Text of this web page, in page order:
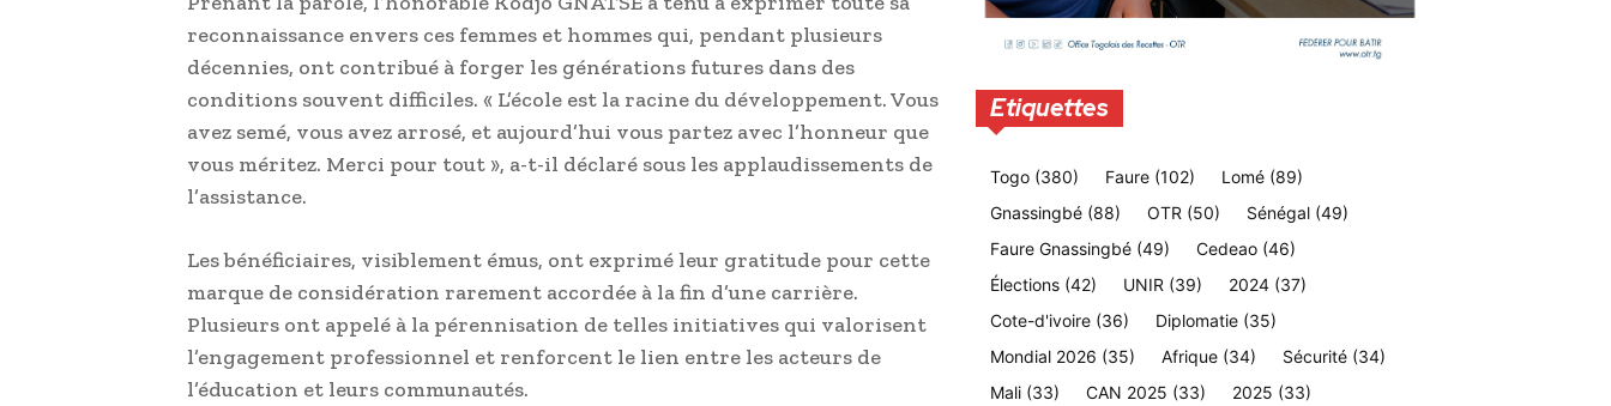
reconnaissance envers ces femmes et hommes qui, pendant plusieurs
décennies, ont contribué à forger les générations futures dans des
conditions souvent difficiles. « L’école est la racine du développement. Vous
avez semé, vous avez arrosé, et aujourd’hui vous partez avec l’honneur que
vous méritez. Merci pour tout », a-t-il déclaré sous les applaudissements de
l’assistance.
Les bénéficiaires, visiblement émus, ont exprimé leur gratitude pour cette
marque de considération rarement accordée à la fin d’une carrière.
Plusieurs ont appelé à la pérennisation de telles initiatives qui valorisent
l’engagement professionnel et renforcent le lien entre les acteurs de
l’éducation et leurs communautés.
Etiquettes
Togo (380) Faure (102) Lomé (89)
Gnassingbé (88) OTR (50) Sénégal (49)
Faure Gnassingbé (49) Cedeao (46)
Élections (42) UNIR (39) 2024 (37)
Cote-d'ivoire (36) Diplomatie (35)
Mondial 2026 (35) Afrique (34) Sécurité (34)
Mali (33) CAN 2025 (33) 2025 (33)